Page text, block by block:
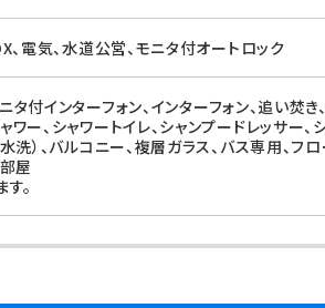
、電気、水道公営、モニタ付オートロック
付インターフォン、インターフォン、追い焚
ー、シャワートイレ、シャンプードレッサー
洗）、バルコニー、複層ガラス、バス専用、フ
屋
。